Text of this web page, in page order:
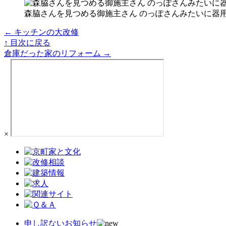
森脇さんを見つめる御施主さん のっぽさんみたいに器
← キッチンの大改修
↑ 目次に戻る
倉庫だった家のリフォーム →
×
申し訳ないお知らせ